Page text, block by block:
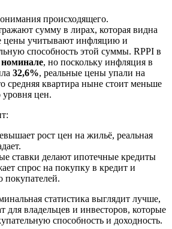
происходящего.
сумму в лирах, которая видна
цены учитывают инфляцию и
способность этой суммы. RPPI в
, но поскольку инфляция в
32,6%, реальные цены упали на
средняя квартира ныне стоит меньше
уровня цен.
рост цен на жильё, реальная
ставки делают ипотечные кредиты
спрос на покупку в кредит и
покупателей.
статистика выглядит лучше,
для владельцев и инвесторов, которые
способность и доходность.